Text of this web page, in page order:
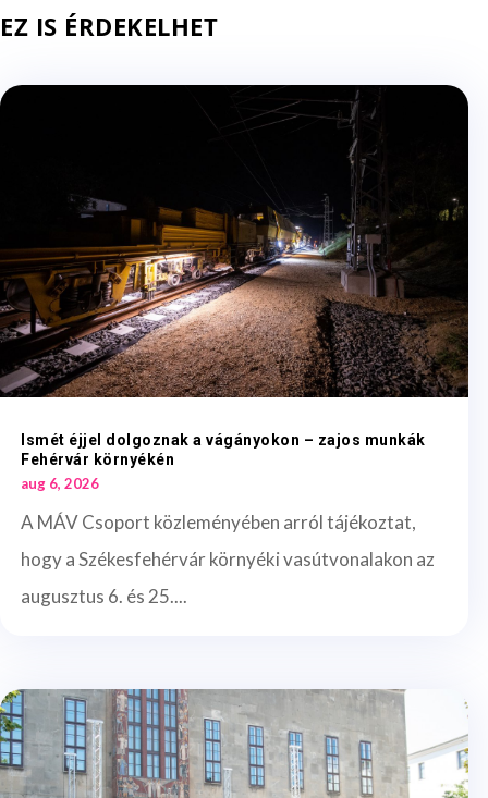
EZ IS ÉRDEKELHET
Ismét éjjel dolgoznak a vágányokon – zajos munkák
Fehérvár környékén
aug 6, 2026
A MÁV Csoport közleményében arról tájékoztat,
hogy a Székesfehérvár környéki vasútvonalakon az
augusztus 6. és 25....